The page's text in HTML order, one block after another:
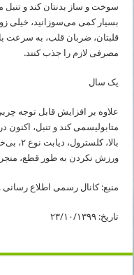
سوخت و ساز بدنتان کند و تنبل
بسیار کمی می‌سوزانید، خیلی
قلبتان، ضربان قلب، به سرعت
مصرفی لازم را جذب کنند.
یک سال
علاوه بر افزایش قابل توجه
متابولیسمی کند و تنبل، اکنون
بالا،
ورزش نکردن به طور قطع، منجر
منبع: کانال رسمی اطلاع
تاریخ: ۲۳/۱۰/۱۳۹۹